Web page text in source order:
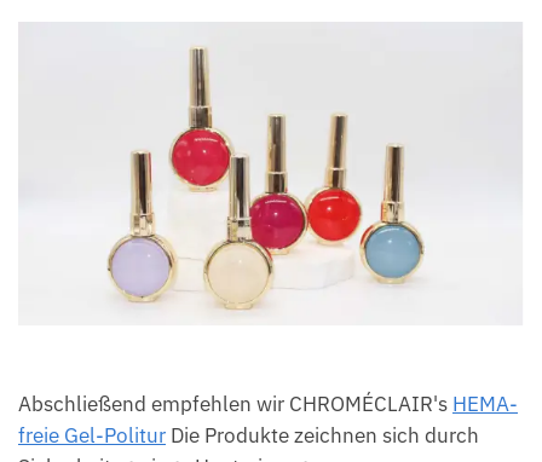
Abschließend empfehlen wir CHROMÉCLAIR's HEMA-
freie Gel-Politur Die Produkte zeichnen sich durch